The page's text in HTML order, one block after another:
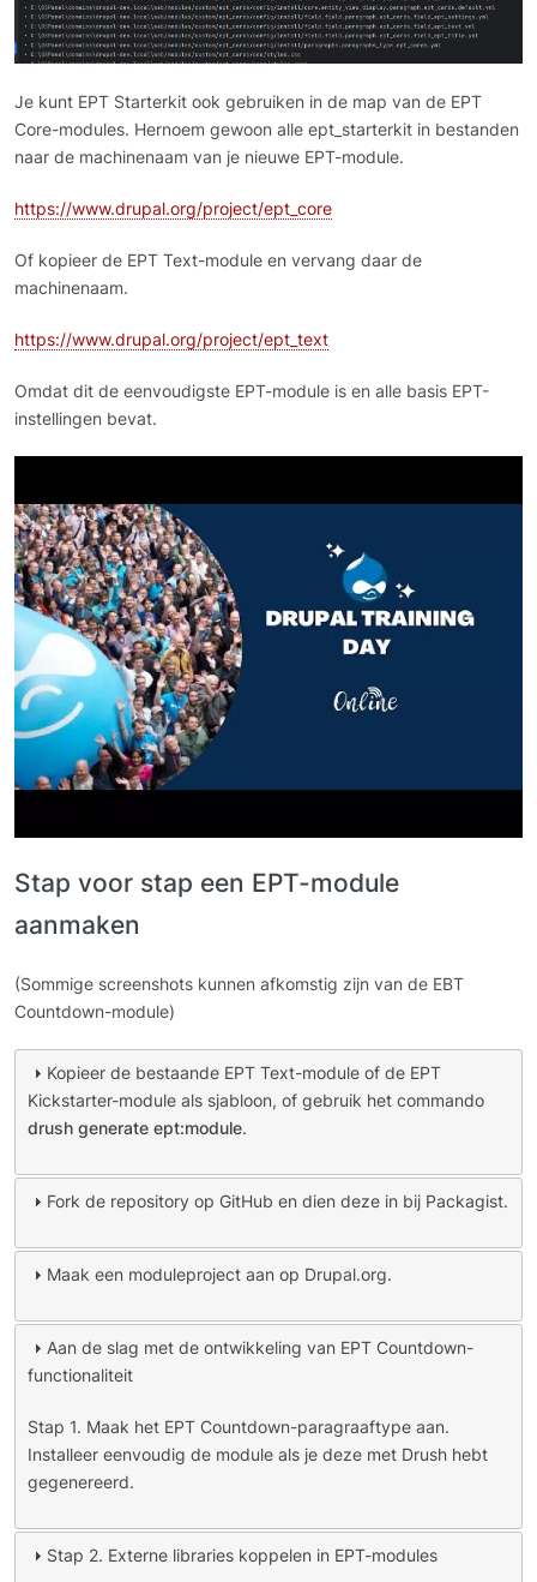
Je kunt EPT Starterkit ook gebruiken in de map van de EPT
Core-modules. Hernoem gewoon alle ept_starterkit in bestanden
naar de machinenaam van je nieuwe EPT-module.
https://www.drupal.org/project/ept_core
Of kopieer de EPT Text-module en vervang daar de
machinenaam.
https://www.drupal.org/project/ept_text
Omdat dit de eenvoudigste EPT-module is en alle basis EPT-
instellingen bevat.
Stap voor stap een EPT-module
aanmaken
(Sommige screenshots kunnen afkomstig zijn van de EBT
Countdown-module)
Kopieer de bestaande EPT Text-module of de EPT
Kickstarter-module als sjabloon, of gebruik het commando
drush generate ept:module.
Fork de repository op GitHub en dien deze in bij Packagist.
Maak een moduleproject aan op Drupal.org.
Aan de slag met de ontwikkeling van EPT Countdown-
functionaliteit
Stap 1. Maak het EPT Countdown-paragraaftype aan.
Installeer eenvoudig de module als je deze met Drush hebt
gegenereerd.
Stap 2. Externe libraries koppelen in EPT-modules